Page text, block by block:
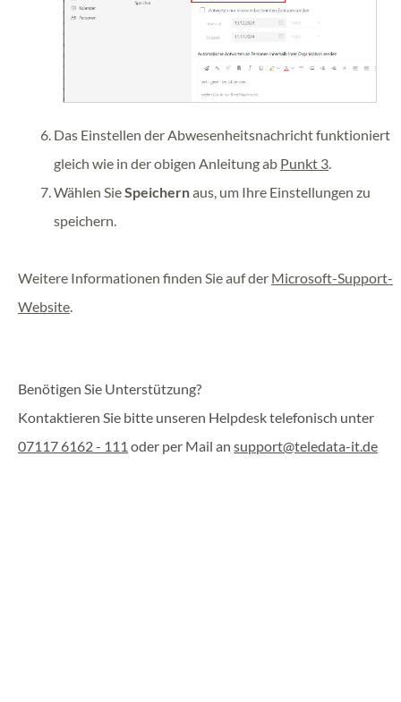
Das Einstellen der Abwesenheitsnachricht funktioniert
gleich wie in der obigen Anleitung ab Punkt 3.
Wählen SieSpeichernaus, um Ihre Einstellungen zu
speichern.
Weitere Informationen finden Sie auf der Microsoft-Support-
Website.
Benötigen Sie Unterstützung?
Kontaktieren Sie bitte unseren Helpdesk telefonisch unter
07117 6162 - 111 oder per Mail an support@teledata-it.de